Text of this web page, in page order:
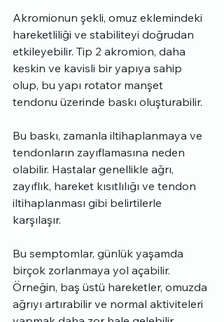
Akromionun şekli, omuz eklemindeki
hareketliliği ve stabiliteyi doğrudan
etkileyebilir. Tip 2 akromion, daha
keskin ve kavisli bir yapıya sahip
olup, bu yapı rotator manşet
tendonu üzerinde baskı oluşturabilir.
Bu baskı, zamanla iltihaplanmaya ve
tendonların zayıflamasına neden
olabilir. Hastalar genellikle ağrı,
zayıflık, hareket kısıtlılığı ve tendon
iltihaplanması gibi belirtilerle
karşılaşır.
Bu semptomlar, günlük yaşamda
birçok zorlanmaya yol açabilir.
Örneğin, baş üstü hareketler, omuzda
ağrıyı artırabilir ve normal aktiviteleri